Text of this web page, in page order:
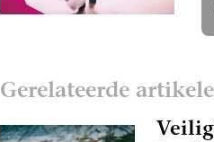
Gerelateerde